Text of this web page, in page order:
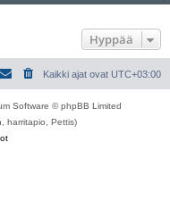
Hyppää
Kaikki ajat ovat UTC+03:00
Software © phpBB Limited
harritapio, Pettis)